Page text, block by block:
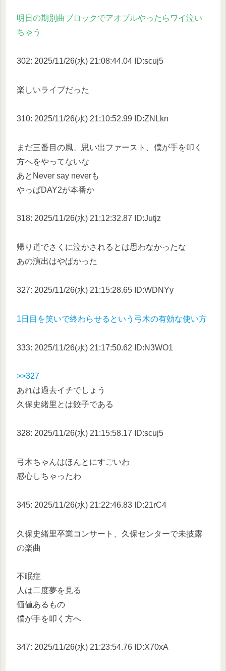
明日の期別曲ブロックでアオブルやったらワイ泣い
ちゃう
302: 2025/11/26(水) 21:08:44.04 ID:scuj5
楽しいライブだった
310: 2025/11/26(水) 21:10:52.99 ID:ZNLkn
まだ三番目の風、思い出ファースト、僕が手を叩く
方へをやってないな
あとNever say neverも
やっぱDAY2が本番か
318: 2025/11/26(水) 21:12:32.87 ID:Jutjz
帰り道でさくに泣かされるとは思わなかったな
あの演出はやばかった
327: 2025/11/26(水) 21:15:28.65 ID:WDNYy
1日目を笑いで終わらせるという弓木の有効な使い方
333: 2025/11/26(水) 21:17:50.62 ID:N3WO1
>>327
あれは過去イチでしょう
久保史緒里とは餃子である
328: 2025/11/26(水) 21:15:58.17 ID:scuj5
弓木ちゃんはほんとにすごいわ
感心しちゃったわ
345: 2025/11/26(水) 21:22:46.83 ID:21rC4
久保史緒里卒業コンサート、久保センターで未披露
の楽曲
不眠症
人は二度夢を見る
価値あるもの
僕が手を叩く方へ
347: 2025/11/26(水) 21:23:54.76 ID:X70xA